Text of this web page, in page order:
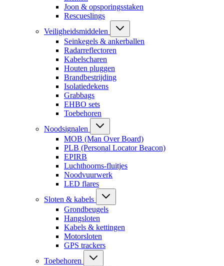
Joon & opsporingsstaken
Rescueslings
Veiligheidsmiddelen
Seinkegels & ankerballen
Radarreflectoren
Kabelscharen
Houten pluggen
Brandbestrijding
Isolatiedekens
Grabbags
EHBO sets
Toebehoren
Noodsignalen
MOB (Man Over Board)
PLB (Personal Locator Beacon)
EPIRB
Luchthoorns-fluitjes
Noodvuurwerk
LED flares
Sloten & kabels
Grondbeugels
Hangsloten
Kabels & kettingen
Motorsloten
GPS trackers
Toebehoren